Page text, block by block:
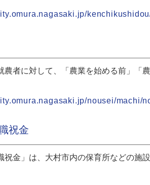
農者に対して、「農業を始める前」「
nousei/machi/
祝金
祝金」は、大村市内の保育所などの